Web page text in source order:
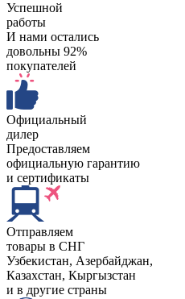
Успешной
работы
И нами остались
довольны 92%
покупателей
Официальный
дилер
Предоставляем
официальную гарантию
и сертификаты
Отправляем
товары в СНГ
Узбекистан, Aзербайджан,
Казахстан, Кыргызстан
и в другие страны